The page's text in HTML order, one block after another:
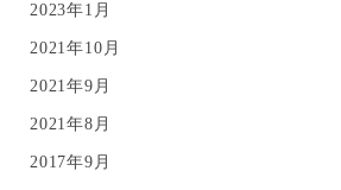
2023年1月
2021年10月
2021年9月
2021年8月
2017年9月